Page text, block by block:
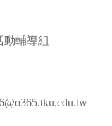
動輔導組